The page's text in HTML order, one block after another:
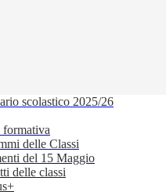
scolastico 2025/26
delle Classi
del 15 Maggio
delle classi